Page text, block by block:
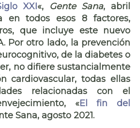
XXI«, Gente Sana, abril
en todos esos 8 factores,
que incluye este nuevo
Por otro lado, la prevención
de la diabetes o
no difiere sustancialmente
cardiovascular, todas ellas
relacionadas con el
«El fin del
Sana, agosto 2021.